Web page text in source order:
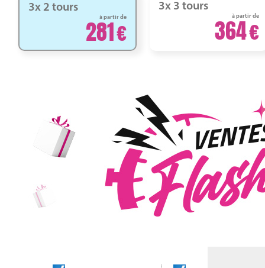
3x 2 tours
à partir de
281
3x 3 tours
à partir de
364